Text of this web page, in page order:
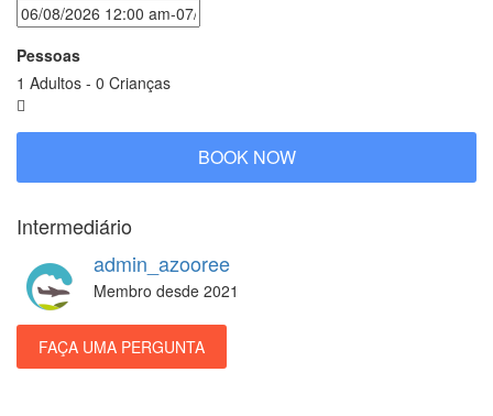
Pessoas
1 Adultos - 0 Crianças
BOOK NOW
Intermediário
admin_azooree
Membro desde 2021
FAÇA UMA PERGUNTA